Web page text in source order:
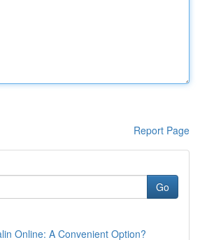
Report Page
Go
Online: A Convenient Option?